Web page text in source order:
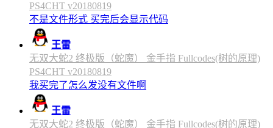
PS4CHT v20180819
不是文件形式 买完后会显示代码
王雷
无双大蛇2 终极版（蛇魔） 金手指 Fullcodes(树的原理)
PS4CHT v20180819
我买完了怎么发没有文件啊
王雷
无双大蛇2 终极版（蛇魔） 金手指 Fullcodes(树的原理)